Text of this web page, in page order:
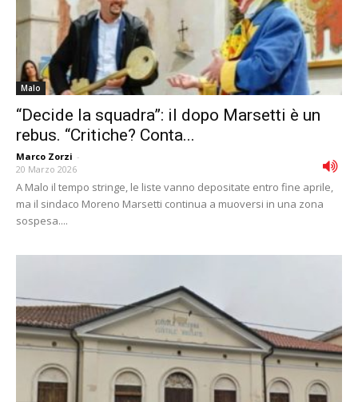
Malo
“Decide la squadra”: il dopo Marsetti è un
rebus. “Critiche? Conta...
Marco Zorzi -
20 Marzo 2026
A Malo il tempo stringe, le liste vanno depositate entro fine aprile,
ma il sindaco Moreno Marsetti continua a muoversi in una zona
sospesa....